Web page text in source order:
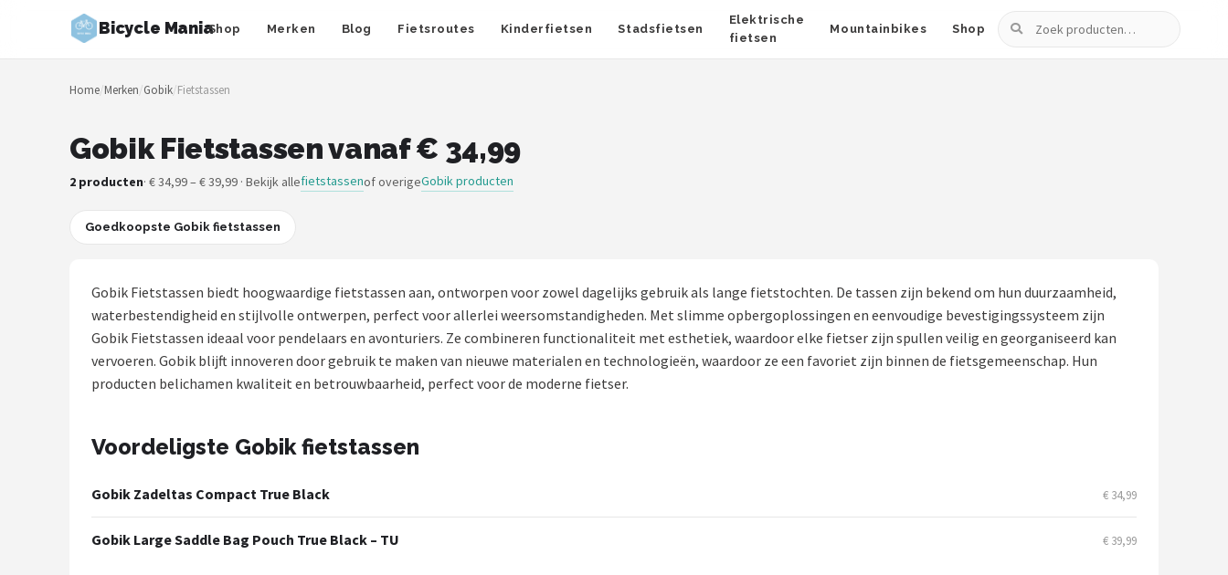
Bicycle ManiaShop Merken Blog Fietsroutes Kinderfietsen Stadsfietsen
Elektrische
fietsen
Mountainbikes Shop
Zoeken
Zoeken
NAVIGATIE
Merken
Kinderfietsen
Mountainbikes
POPULAIRE MERKEN
Home/Merken/Gobik/Fietstassen
Gobik Fietstassen vanaf € 34,99
2 producten· € 34,99 – € 39,99 · Bekijk allefietstassenof overigeGobik producten
Goedkoopste Gobik fietstassen
Gobik Fietstassen biedt hoogwaardige fietstassen aan, ontworpen voor zowel dagelijks gebruik als lange fietstochten. De tassen zijn bekend om hun duurzaamheid,
waterbestendigheid en stijlvolle ontwerpen, perfect voor allerlei weersomstandigheden. Met slimme opbergoplossingen en eenvoudige bevestigingssysteem zijn
Gobik Fietstassen ideaal voor pendelaars en avonturiers. Ze combineren functionaliteit met esthetiek, waardoor elke fietser zijn spullen veilig en georganiseerd kan
vervoeren. Gobik blijft innoveren door gebruik te maken van nieuwe materialen en technologieën, waardoor ze een favoriet zijn binnen de fietsgemeenschap. Hun
producten belichamen kwaliteit en betrouwbaarheid, perfect voor de moderne fietser.
Voordeligste Gobik fietstassen
Gobik Zadeltas Compact True Black € 34,99
Gobik Large Saddle Bag Pouch True Black – TU € 39,99